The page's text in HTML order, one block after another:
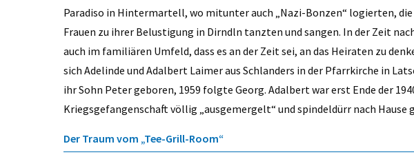
Paradiso in Hintermartell, wo mitunter auch „Nazi-Bonzen“ logierten, die
Frauen zu ihrer Belustigung in Dirndln tanzten und sangen. In der Zeit
auch im familiären Umfeld, dass es an der Zeit sei, an das Heiraten zu
sich Adelinde und Adalbert Laimer aus Schlanders in der Pfarrkirche in
ihr Sohn Peter geboren, 1959 folgte Georg. Adalbert war erst Ende der
Kriegsgefangenschaft völlig „ausgemergelt“ und spindeldürr nach Hause
Der Traum vom „Tee-Grill-Room“